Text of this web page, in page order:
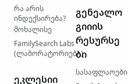
რა არის
ინდექსირება?
მოხალისე
FamilySearch Labs
(ლაბორატორიები)
ეკლესიი
გენეალო
გიიის
რესურსე
ბი
სასაფლაოები